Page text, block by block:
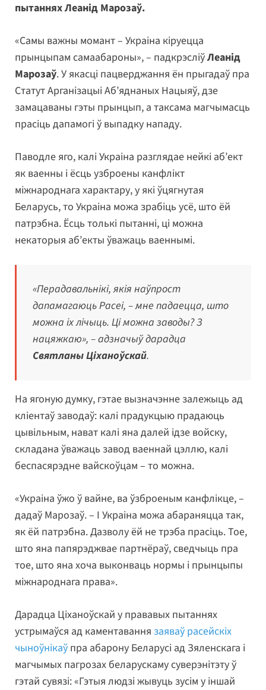
пытаннях Леанід Марозаў.
«Самы важны момант – Украіна кіруецца
прынцыпам самаабароны», – падкрэсліўЛеанід
Марозаў. У якасці пацверджання ён прыгадаў пра
Статут Арганізацыі Аб’яднаных Нацыяў, дзе
замацаваны гэты прынцып, а таксама магчымасць
прасіць дапамогі ў выпадку нападу.
Паводле яго, калі Украіна разглядае нейкі аб’ект
як ваенны і ёсць узброены канфлікт
міжнароднага характару, у які ўцягнутая
Беларусь, то Украіна можа зрабіць усё, што ёй
патрэбна. Ёсць толькі пытанні, ці можна
некаторыя аб’екты ўважаць ваеннымі.
«Перадавальнікі, якія наўпрост
дапамагаюць Расеі, – мне падаецца, што
можна іх лічыць. Ці можна заводы? З
нацяжкаю», – адзначыў дарадца
Святланы Ціханоўскай.
На ягоную думку, гэтае вызначэнне залежыць ад
кліентаў заводаў: калі прадукцыю прадаюць
цывільным, нават калі яна далей ідзе войску,
складана ўважаць завод ваеннай цэллю, калі
беспасярэдне вайскоўцам – то можна.
«Украіна ўжо ў вайне, ва ўзброеным канфлікце, –
дадаў Марозаў. – І Украіна можа абараняцца так,
як ёй патрэбна. Дазволу ёй не трэба прасіць. Тое,
што яна папярэджвае партнёраў, сведчыць пра
тое, што яна хоча выконваць нормы і прынцыпы
міжнароднага права».
Дарадца Ціханоўскай у прававых пытаннях
устрымаўся ад каментавання заяваў расейскіх
чыноўнікаў пра абарону Беларусі ад Зяленскага і
магчымых пагрозах беларускаму суверэнітэту ў
гэтай сувязі: «Гэтыя людзі жывуць зусім у іншай